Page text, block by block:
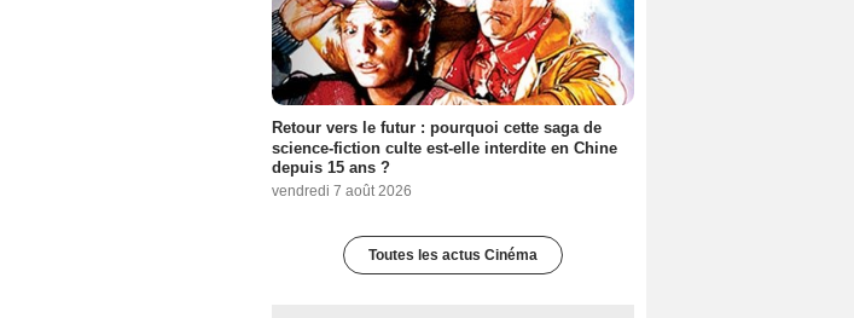
Retour vers le futur : pourquoi cette saga de
science-fiction culte est-elle interdite en Chine
depuis 15 ans ?
vendredi 7 août 2026
Toutes les actus Cinéma